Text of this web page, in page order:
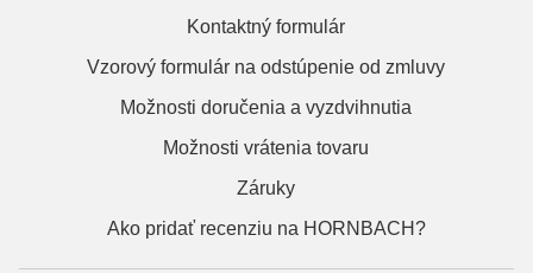
Kontaktný formulár
Vzorový formulár na odstúpenie od zmluvy
Možnosti doručenia a vyzdvihnutia
Možnosti vrátenia tovaru
Záruky
Ako pridať recenziu na HORNBACH?